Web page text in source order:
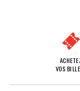
VOS